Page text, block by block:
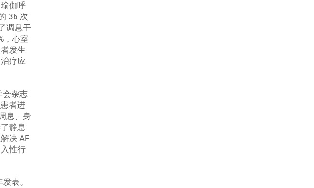
伽呼
36 次
调息干
，心室
发生
疗应
会杂志
者进
息、身
静息
决 AF
性行
表。